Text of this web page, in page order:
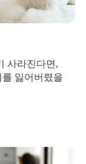
사라진다면,
잃어버렸을